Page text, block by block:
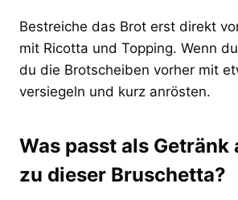
Bestreiche das Brot erst direkt
mit Ricotta und Topping. Wenn
du die Brotscheiben vorher mit
versiegeln und kurz anrösten.
Was passt als Getränk
zu dieser Bruschetta?